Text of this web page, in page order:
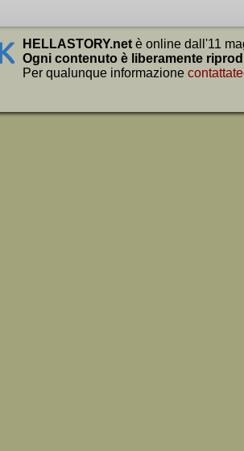
HELLASTORY.net è online dall'11
Ogni contenuto è liberamente
Per qualunque informazione